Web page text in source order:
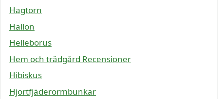
Hagtorn
Hallon
Helleborus
Hem och trädgård Recensioner
Hibiskus
Hjortfjäderormbunkar